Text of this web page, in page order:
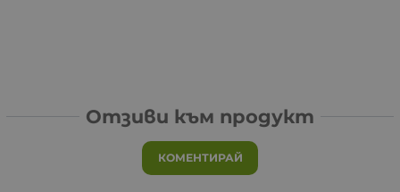
Отзиви към продукт
КОМЕНТИРАЙ